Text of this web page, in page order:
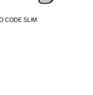
CODE SLIM